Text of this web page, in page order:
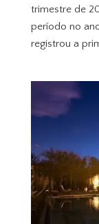
trimestre de
período no
registrou a